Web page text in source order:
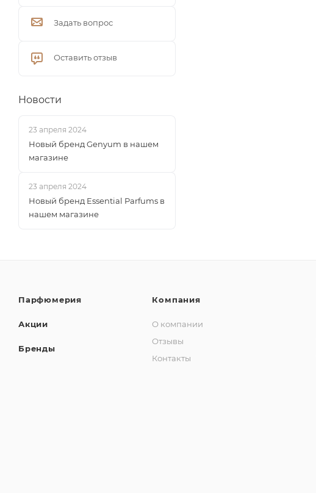
Задать вопрос
Оставить отзыв
Новости
23 апреля 2024
Новый бренд Genyum в нашем
магазине
23 апреля 2024
Новый бренд Essential Parfums в
нашем магазине
Парфюмерия
Акции
Бренды
Компания
О компании
Отзывы
Контакты